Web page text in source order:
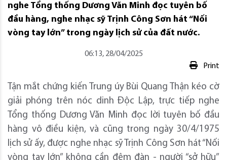
nghe Tổng thống Dương Văn Minh đọc tuyên bố
đầu hàng, nghe nhạc sỹ Trịnh Công Sơn hát “Nối
vòng tay lớn” trong ngày lịch sử của đất nước.
06:13, 28/04/2025
Print
Tận mắt chứng kiến Trung úy Bùi Quang Thận kéo cờ
giải phóng trên nóc dinh Độc Lập, trực tiếp nghe
Tổng thống Dương Văn Minh đọc lời tuyên bố đầu
hàng vô điều kiện, và cũng trong ngày 30/4/1975
lịch sử ấy, được nghe nhạc sỹ Trịnh Công Sơn hát “Nối
vòng tay lớn” không cần đệm đàn - người “sở hữu”